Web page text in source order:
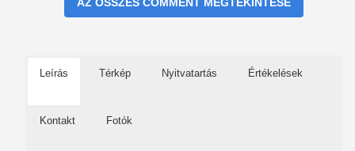
Leírás Térkép Nyitvatartás Értékelések
Kontakt Fotók